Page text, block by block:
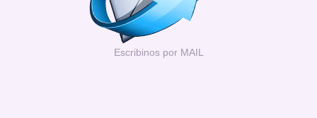
Escribinos por MAIL